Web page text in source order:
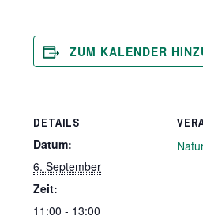
ZUM KALENDER
DETAILS
Datum:
6. September
Zeit:
11:00 - 13:00